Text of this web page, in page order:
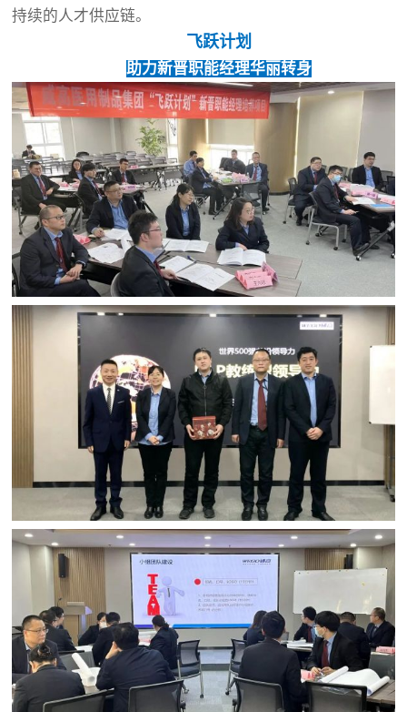
持续的人才供应链。
飞跃计划
助力新晋职能经理华丽转身